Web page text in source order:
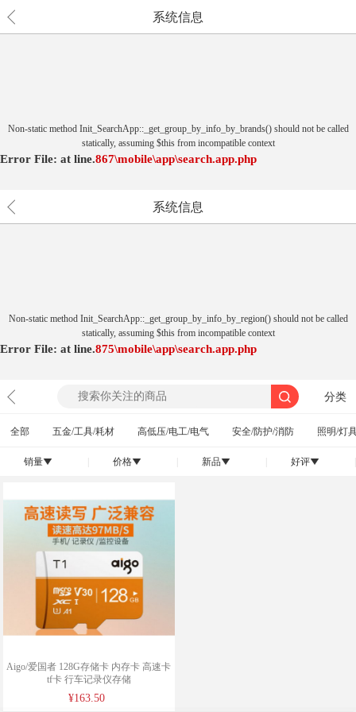
系统信息
Non-static method Init_SearchApp::_get_group_by_info_by_brands() should not be called
statically, assuming $this from incompatible context
Error File: \mobile\app\search.app.php
at 867
line.
系统信息
Non-static method Init_SearchApp::_get_group_by_info_by_region() should not be called
statically, assuming $this from incompatible context
Error File: \mobile\app\search.app.php
at 875
line.
分类
全部 五金/工具/耗材 高低压/电工/电气 安全/防护/消防 照明/灯
销量󰄢 价格󰄢 新品󰄢 好评󰄢
Aigo/爱国者 128G存储卡 内存卡 高速卡
tf卡 行车记录仪存储
¥163.50